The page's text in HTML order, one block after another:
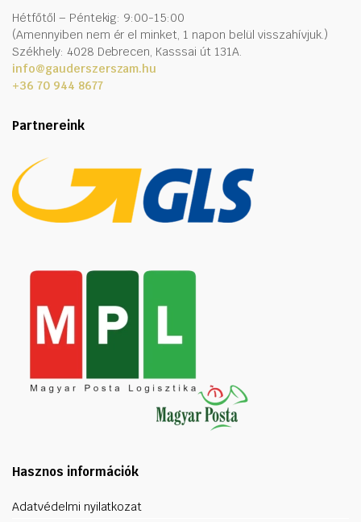
Hétfőtől – Péntekig: 9:00-15:00
(Amennyiben nem ér el minket, 1 napon belül visszahívjuk.)
Székhely: 4028 Debrecen, Kasssai út 131A.
info@gauderszerszam.hu
+36 70 944 8677
Partnereink
Hasznos információk
Adatvédelmi nyilatkozat